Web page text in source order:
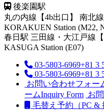
後楽園駅
丸の内線【4b出口】 南北線
KORAKUEN Station (M22,
春日駅 三田線・大江戸線【
KASUGA Station (E07)
03-5803-6969+81 3
03-5803-6969+81 3
お問い合わせフォー
ームInquiry Form お
毛替え予約（PC &